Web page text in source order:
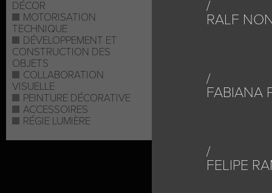
DÉCOR
MOTORISATION
TECHNIQUE
DÉVELOPPEMENT ET
CONSTRUCTION DES
OBJETS
COLLABORATION
VISUELLE
PEINTURE DÉCORATIVE
ACCESSOIRES
RÉGIE LUMIÈRE
RALF
FABIANA
FELIPE